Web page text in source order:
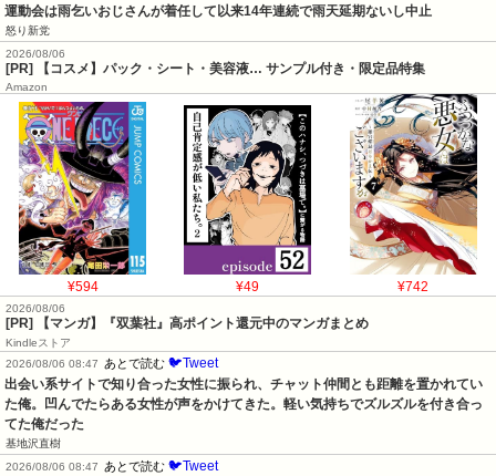
運動会は雨乞いおじさんが着任して以来14年連続で雨天延期ないし中止
怒り新党
2026/08/06
[PR] 【コスメ】パック・シート・美容液… サンプル付き・限定品特集
Amazon
¥594 ¥49 ¥742
2026/08/06
[PR] 【マンガ】『双葉社』高ポイント還元中のマンガまとめ
Kindleストア
2026/08/06 08:47
あとで読む 🐦Tweet
出会い系サイトで知り合った女性に振られ、チャット仲間とも距離を置かれてい
た俺。凹んでたらある女性が声をかけてきた。軽い気持ちでズルズルを付き合っ
てた俺だった
基地沢直樹
2026/08/06 08:47
あとで読む 🐦Tweet